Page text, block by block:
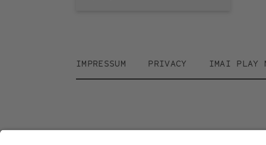
Footer
IMPRESSUM PRIVACY IMAI PLAY